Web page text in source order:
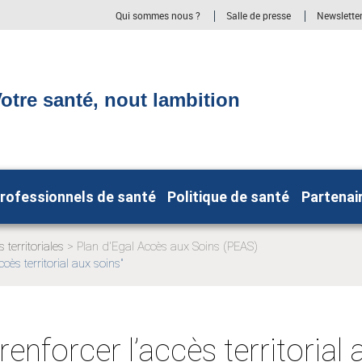
Qui sommes nous ? Salle de presse Newsletter
santé, nout lambition
de santé Politique de santé
territoriales Plan d'Egal Accès aux Soins (PEAS)
territorial aux soins"
l’accès territorial